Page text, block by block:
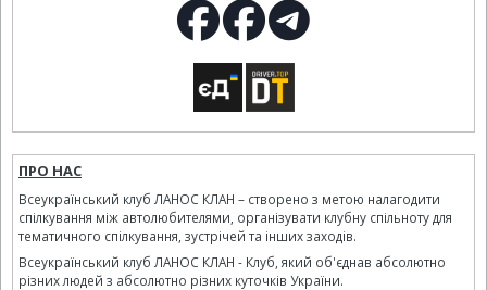
ПРО НАС
Всеукраїнський клуб ЛАНОС КЛАН – створено з метою налагодити
спілкування між автолюбителями, організувати клубну спільноту для
тематичного спілкування, зустрічей та інших заходів.
Всеукраїнський клуб ЛАНОС КЛАН - Клуб, який об'єднав абсолютно
різних людей з абсолютно різних куточків України.